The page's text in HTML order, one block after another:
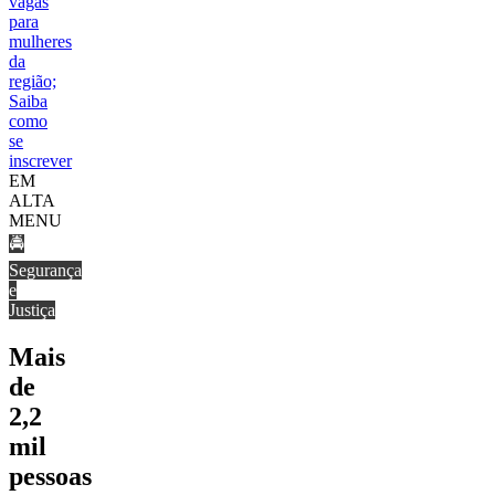
para
mulheres
da
região;
Saiba
como
se
inscrever
EM
ALTA
MENU
🚔
Segurança
e
Justiça
Mais
de
2,2
mil
pessoas